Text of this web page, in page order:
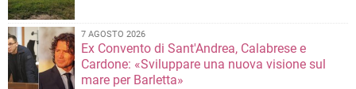
7 AGOSTO 2026
Ex Convento di Sant'Andrea, Calabrese e
Cardone: «Sviluppare una nuova visione sul
mare per Barletta»